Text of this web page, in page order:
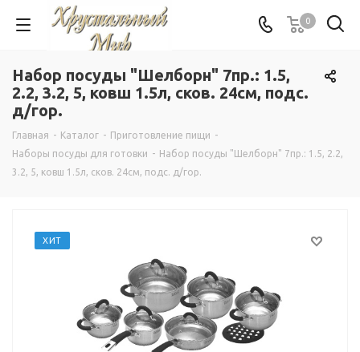
0
Набор посуды "Шелборн" 7пр.: 1.5,
2.2, 3.2, 5, ковш 1.5л, сков. 24см, подс.
д/гор.
Главная - Каталог - Приготовление пищи -
Наборы посуды для готовки - Набор посуды "Шелборн" 7пр.: 1.5, 2.2,
3.2, 5, ковш 1.5л, сков. 24см, подс. д/гор.
ХИТ